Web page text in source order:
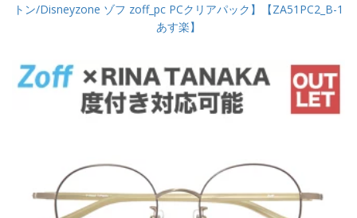
トン/Disneyzone ゾフ zoff_pc PCクリアパック】【ZA51PC2_B-1
あす楽】